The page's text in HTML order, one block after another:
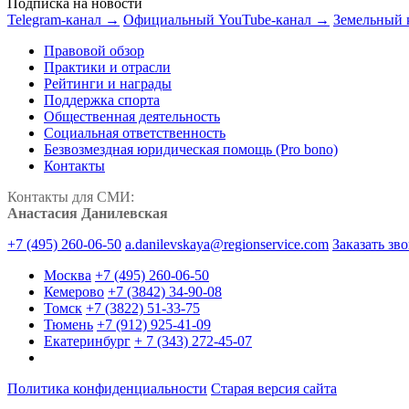
Telegram-канал → Официальный YouTube-канал → Земельный
Правовой обзор
Практики и отрасли
Рейтинги и награды
Поддержка спорта
Общественная деятельность
Социальная ответственность
Безвозмездная юридическая помощь (Pro bono)
Контакты
Контакты для СМИ:
Анастасия Данилевская
+7 (495) 260-06-50 a.danilevskaya@regionservice.com Заказать
Москва +7 (495) 260-06-50
Кемерово +7 (3842) 34-90-08
Томск +7 (3822) 51-33-75
Тюмень +7 (912) 925-41-09
Екатеринбург + 7 (343) 272-45-07
Политика конфиденциальности Старая версия сайта